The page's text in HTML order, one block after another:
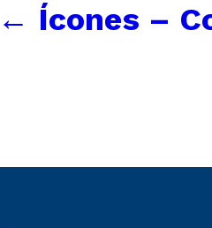
← Ícones –